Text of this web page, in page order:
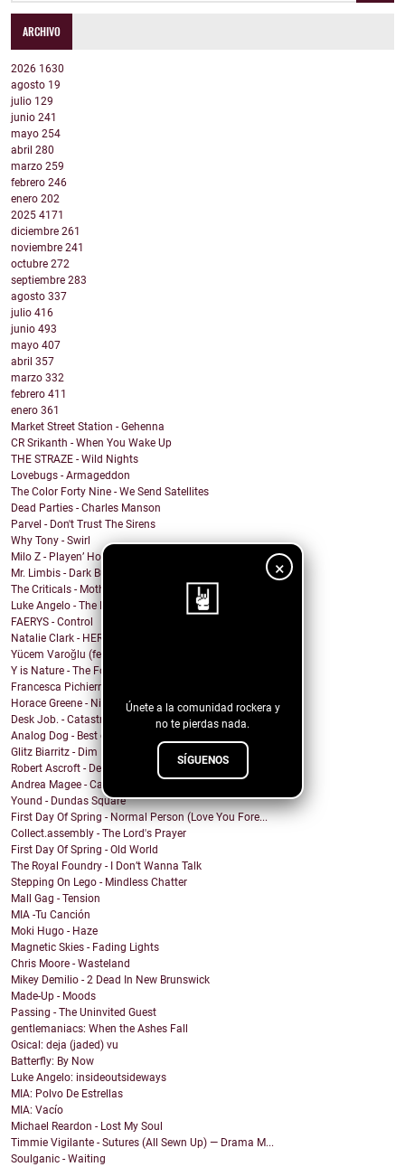
×
Únete a la comunidad rockera y
no te pierdas nada.
SÍGUENOS
ARCHIVO
2026 1630
agosto 19
julio 129
junio 241
mayo 254
abril 280
marzo 259
febrero 246
enero 202
2025 4171
diciembre 261
noviembre 241
octubre 272
septiembre 283
agosto 337
julio 416
junio 493
mayo 407
abril 357
marzo 332
febrero 411
enero 361
Market Street Station - Gehenna
CR Srikanth - When You Wake Up
THE STRAZE - Wild Nights
Lovebugs - Armageddon
The Color Forty Nine - We Send Satellites
Dead Parties - Charles Manson
Parvel - Don't Trust The Sirens
Why Tony - Swirl
Milo Z - Playen’ Hookie
Mr. Limbis - Dark Butterfly
The Criticals - Mother of Style
Luke Angelo - The Pool
FAERYS - Control
Natalie Clark - HERE
Yücem Varoğlu (feat. Jam and the Benzos) - Gimme G...
Y is Nature - The Fool
Francesca Pichierri - Sperarci Due Eroi
Horace Greene - Nighttime Boi
Desk Job. - Catastrophe
Analog Dog - Best of Me
Glitz Biarritz - Dim Lights
Robert Ascroft - Devil Opens The Door (feat. Kid C...
Andrea Magee - Calling for You
Yound - Dundas Square
First Day Of Spring - Normal Person (Love You Fore...
Collect.assembly - The Lord's Prayer
First Day Of Spring - Old World
The Royal Foundry - I Don’t Wanna Talk
Stepping On Lego - Mindless Chatter
Mall Gag - Tension
MIA -Tu Canción
Moki Hugo - Haze
Magnetic Skies - Fading Lights
Chris Moore - Wasteland
Mikey Demilio - 2 Dead In New Brunswick
Made-Up - Moods
Passing - The Uninvited Guest
gentlemaniacs: When the Ashes Fall
Osical: deja (jaded) vu
Batterfly: By Now
Luke Angelo: insideoutsideways
MIA: Polvo De Estrellas
MIA: Vacío
Michael Reardon - Lost My Soul
Timmie Vigilante - Sutures (All Sewn Up) — Drama M...
Soulganic - Waiting